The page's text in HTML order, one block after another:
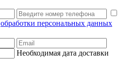
обработки персональных данных
Необходимая дата доставки